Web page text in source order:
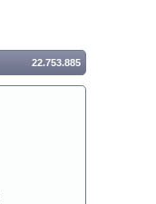
22.753.885